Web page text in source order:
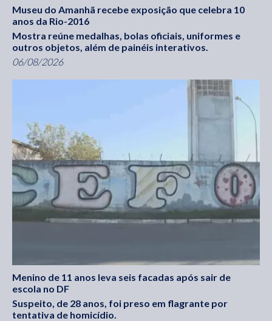
Museu do Amanhã recebe exposição que celebra 10
anos da Rio-2016
Mostra reúne medalhas, bolas oficiais, uniformes e
outros objetos, além de painéis interativos.
06/08/2026
Menino de 11 anos leva seis facadas após sair de
escola no DF
Suspeito, de 28 anos, foi preso em flagrante por
tentativa de homicídio.